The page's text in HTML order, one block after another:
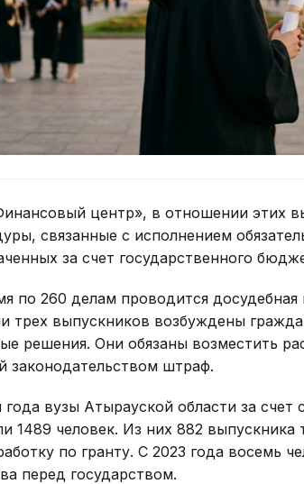
центр», в отношении этих
связанные с исполнением
за счет государственного
по 260 делам проводится досудебная
трех выпускников возбуждены
решения. Они обязаны возместить
законодательством штраф.
вузы Атырауской области за счет
1489 человек. Из них 882 выпускника
по гранту. С 2023 года восемь
перед государством.